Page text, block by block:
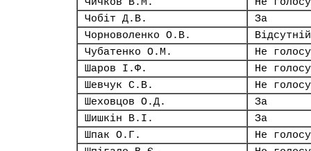
Чобіт Д.В.
За
Чорноволенко О.В.
Відсутній
Чубатенко О.М.
Не
Шаров І.Ф.
Не
Шевчук С.В.
Не
Шеховцов О.Д.
За
Шишкін В.І.
За
Шпак О.Г.
Не